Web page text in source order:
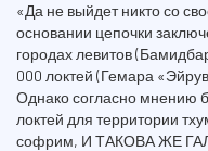
«Да не выйдет никто со
основании цепочки
городах левитов
000 локтей (Гемара
Однако согласно мнению
локтей для территории
софрим, И ТАКОВА ЖЕ